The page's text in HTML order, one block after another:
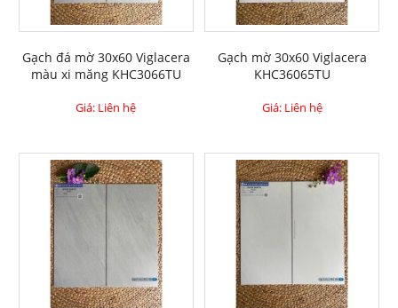
Gạch đá mờ 30x60 Viglacera
màu xi măng KHC3066TU
Giá: Liên hệ
Gạch mờ 30x60 Viglacera
KHC36065TU
Giá: Liên hệ